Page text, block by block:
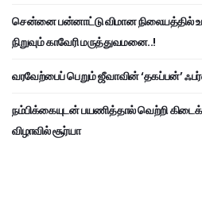
சென்னை பன்னாட்டு விமான நிலையத்தில்
நிறுவும் காவேரி மருத்துவமனை..!
வரவேற்பைப் பெறும் ஜீவாவின் ‘தகப்பன்’
நம்பிக்கையுடன் பயணித்தால் வெற்றி
விழாவில் சூர்யா